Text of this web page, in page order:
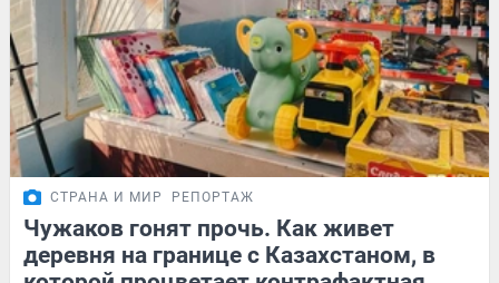
СТРАНА И МИР РЕПОРТАЖ
Чужаков гонят прочь. Как живет
деревня на границе с Казахстаном, в